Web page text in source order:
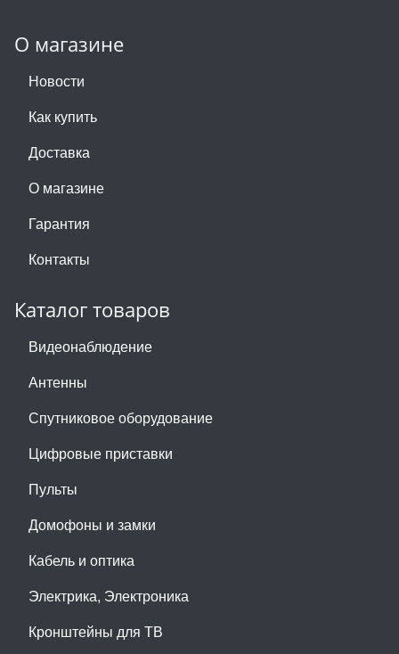
О магазине
Новости
Как купить
Доставка
О магазине
Гарантия
Контакты
Каталог товаров
Видеонаблюдение
Антенны
Спутниковое оборудование
Цифровые приставки
Пульты
Домофоны и замки
Кабель и оптика
Электрика, Электроника
Кронштейны для ТВ